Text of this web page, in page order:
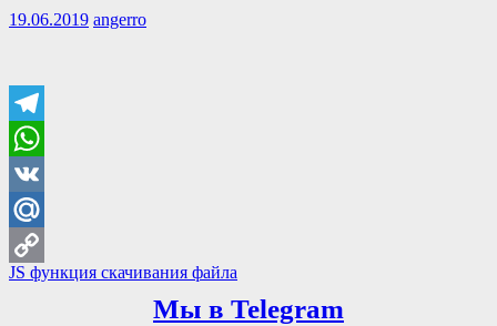
19.06.2019 angerro
Telegram
WhatsApp
VK
Mail.Ru
Copy
Навигация
Previous
JS функция скачивания файла
Мы в Telegram